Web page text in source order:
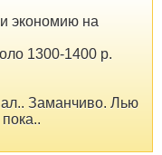
экономию на
1300-1400 р.
Заманчиво. Лью